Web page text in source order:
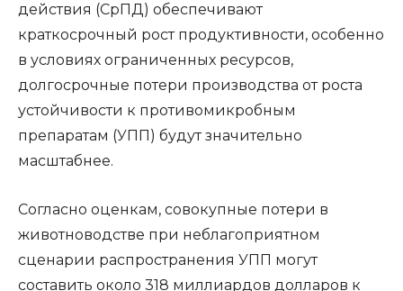
действия (СрПД) обеспечивают
краткосрочный рост продуктивности, особенно
в условиях ограниченных ресурсов,
долгосрочные потери производства от роста
устойчивости к противомикробным
препаратам (УПП) будут значительно
масштабнее.
Согласно оценкам, совокупные потери в
животноводстве при неблагоприятном
сценарии распространения УПП могут
составить около 318 миллиардов долларов к